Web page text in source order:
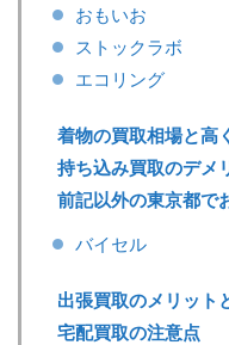
おもいお
ストックラボ
エコリング
着物の買取相場と高
持ち込み買取のデメ
前記以外の東京都で
バイセル
出張買取のメリット
宅配買取の注意点